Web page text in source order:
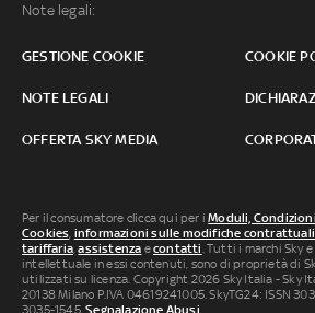
Note legali:
GESTIONE COOKIE COOKIE
NOTE LEGALI
OFFERTA SKY MEDIA
Per il consumatore clicca qui per iModuli,
Cookies, informazioni sulle modifiche contrattuali
tariffaria,assistenza econtatti. Tutti i marchi Sky
intellettuale in essi contenuti, sono di proprietà di
utilizzati su licenza. Copyright 2026 Sky Italia - Sky
20138 Milano P.IVA 04619241005. SkyTG24: ISSN
3035-1545.Segnalazione Abusi